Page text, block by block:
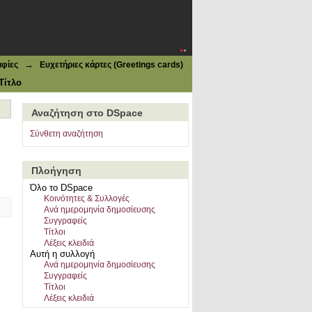
→ Ευχετήριες κάρτες (Greetings cards)
Αναζήτηση στο DSpace
Σύνθετη αναζήτηση
Πλοήγηση
Όλο το DSpace
Κοινότητες & Συλλογές
Ανά ημερομηνία δημοσίευσης
Συγγραφείς
Τίτλοι
Λέξεις κλειδιά
Αυτή η συλλογή
Ανά ημερομηνία δημοσίευσης
Συγγραφείς
Τίτλοι
Λέξεις κλειδιά